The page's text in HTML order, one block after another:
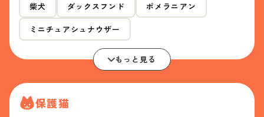
柴犬 ダックスフンド ポメラニアン
ミニチュアシュナウザー
もっと見る
保護猫